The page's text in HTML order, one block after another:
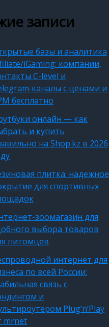
записи
базы и аналитика
iGaming: компании,
C-level и
с ценами и
бесплатно
онлайн — как
и купить
на Shop.kz в 2026
плитка: надежное
для спортивных
зоомагазин для
выбора товаров
питомцев
интернет для
по всей России:
связь с
и
Plug’n’Play
mrnet